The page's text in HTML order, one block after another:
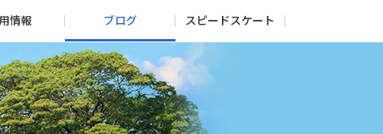
情報 ブログ スピードスケート